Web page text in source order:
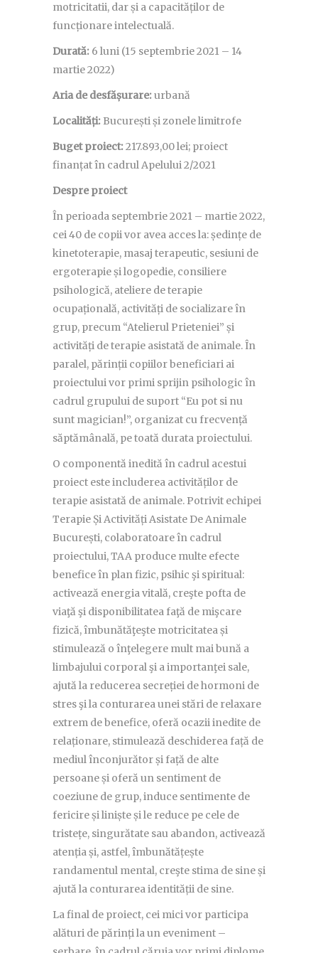
motricitatii, dar și a capacităților de
funcționare intelectuală.
Durată: 6 luni (15 septembrie 2021 – 14
martie 2022)
Aria de desfășurare:urbană
Localități: București și zonele limitrofe
Buget proiect:217.893,00 lei; proiect
finanțat în cadrul Apelului 2/2021
Despre proiect
În perioada septembrie 2021 – martie 2022,
cei 40 de copii vor avea acces la: ședințe de
kinetoterapie, masaj terapeutic, sesiuni de
ergoterapie și logopedie, consiliere
psihologică, ateliere de terapie
ocupațională, activități de socializare în
grup, precum “Atelierul Prieteniei” și
activități de terapie asistată de animale. În
paralel, părinții copiilor beneficiari ai
proiectului vor primi sprijin psihologic în
cadrul grupului de suport “Eu pot si nu
sunt magician!”, organizat cu frecvență
săptămânală, pe toată durata proiectului.
O componentă inedită în cadrul acestui
proiect este includerea activităților de
terapie asistată de animale. Potrivit echipei
Terapie Și Activități Asistate De Animale
București, colaboratoare în cadrul
proiectului, TAA produce multe efecte
benefice în plan fizic, psihic şi spiritual:
activează energia vitală, creşte pofta de
viaţă şi disponibilitatea faţă de mişcare
fizică, îmbunătăţeşte motricitatea și
stimulează o înţelegere mult mai bună a
limbajului corporal şi a importanţei sale,
ajută la reducerea secreției de hormoni de
stres şi la conturarea unei stări de relaxare
extrem de benefice, oferă ocazii inedite de
relaționare, stimulează deschiderea față de
mediul înconjurător și față de alte
persoane și oferă un sentiment de
coeziune de grup, induce sentimente de
fericire și liniște și le reduce pe cele de
tristețe, singurătate sau abandon, activează
atenția și, astfel, îmbunătățește
randamentul mental, creşte stima de sine și
ajută la conturarea identității de sine.
La final de proiect, cei mici vor participa
alături de părinți la un eveniment –